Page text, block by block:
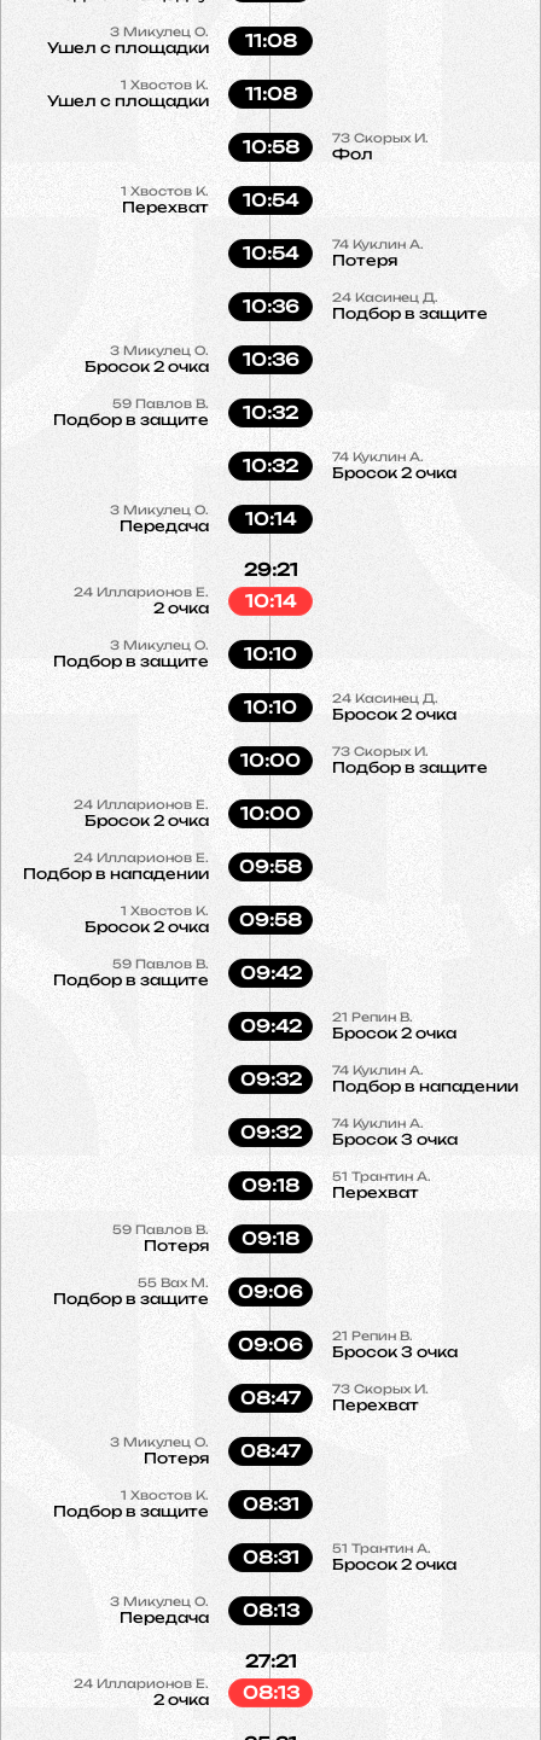
3 Микулец О.
Ушел с площадки 11:08
1 Хвостов К.
Ушел с площадки 11:08
73 Скорых И.
Фол
10:58
1Хвостов К.
Перехват 10:54
74 Куклин А.
Потеря
10:54
24 Касинец Д.
Подбор в защите
10:36
3Микулец О.
Бросок 2 очка 10:36
59 Павлов В.
Подбор в защите 10:32
74Куклин А.
Бросок 2 очка
10:32
3 Микулец О.
Передача 10:14
24 Илларионов Е.
2 очка
29:21
10:14
3 Микулец О.
Подбор в защите 10:10
24Касинец Д.
Бросок 2 очка
10:10
73 Скорых И.
Подбор в защите
10:00
24 Илларионов Е.
Бросок 2 очка 10:00
24 Илларионов Е.
Подбор в нападении 09:58
1 Хвостов К.
Бросок 2 очка 09:58
59 Павлов В.
Подбор в защите 09:42
21 Репин В.
Бросок 2 очка
09:42
74 Куклин А.
Подбор в нападении
09:32
74 Куклин А.
Бросок 3 очка
09:32
51 Трантин А.
Перехват
09:18
59 Павлов В.
Потеря 09:18
55 Вах М.
Подбор в защите 09:06
21 Репин В.
Бросок 3 очка
09:06
73 Скорых И.
Перехват
08:47
3 Микулец О.
Потеря 08:47
1 Хвостов К.
Подбор в защите 08:31
51 Трантин А.
Бросок 2 очка
08:31
3 Микулец О.
Передача 08:13
24Илларионов Е.
2 очка
27:21
08:13